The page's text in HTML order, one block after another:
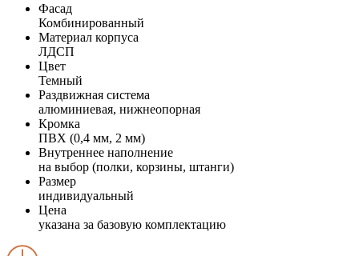
Фасад
Комбинированный
Материал корпуса
ЛДСП
Цвет
Темный
Раздвижная система
алюминиевая, нижнеопорная
Кромка
ПВХ (0,4 мм, 2 мм)
Внутреннее наполнение
на выбор (полки, корзины, штанги)
Размер
индивидуальный
Цена
указана за базовую комплектацию